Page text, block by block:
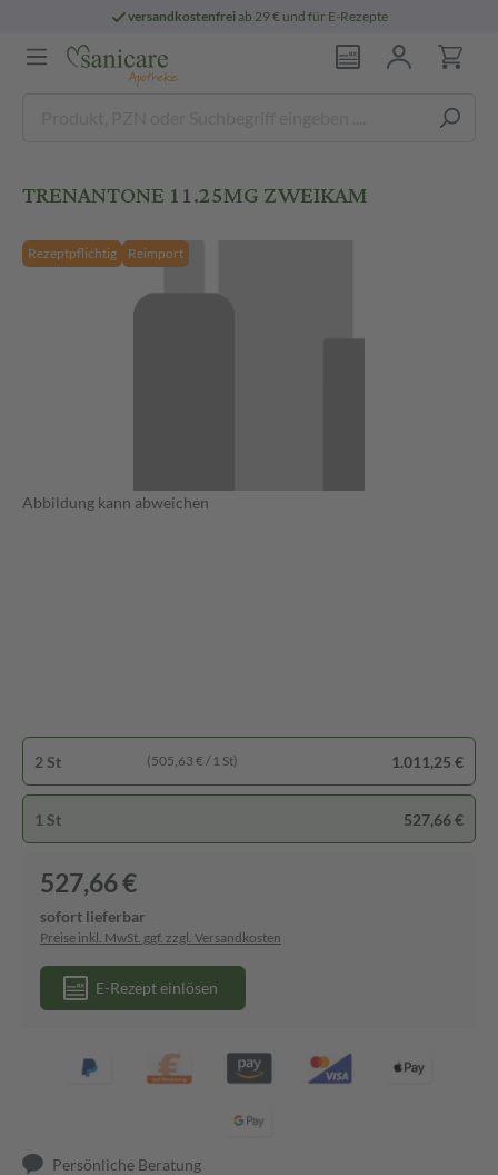
versandkostenfreiab 29 € und für E-Rezepte
TRENANTONE 11.25MG ZWEIKAM
Rezeptpflichtig Reimport
Abbildung kann abweichen
2 St (505,63 € / 1 St) 1.011,25 €
1 St 527,66 €
527,66 €
sofort lieferbar
Preise inkl. MwSt. ggf. zzgl. Versandkosten
E-Rezept einlösen
Persönliche Beratung